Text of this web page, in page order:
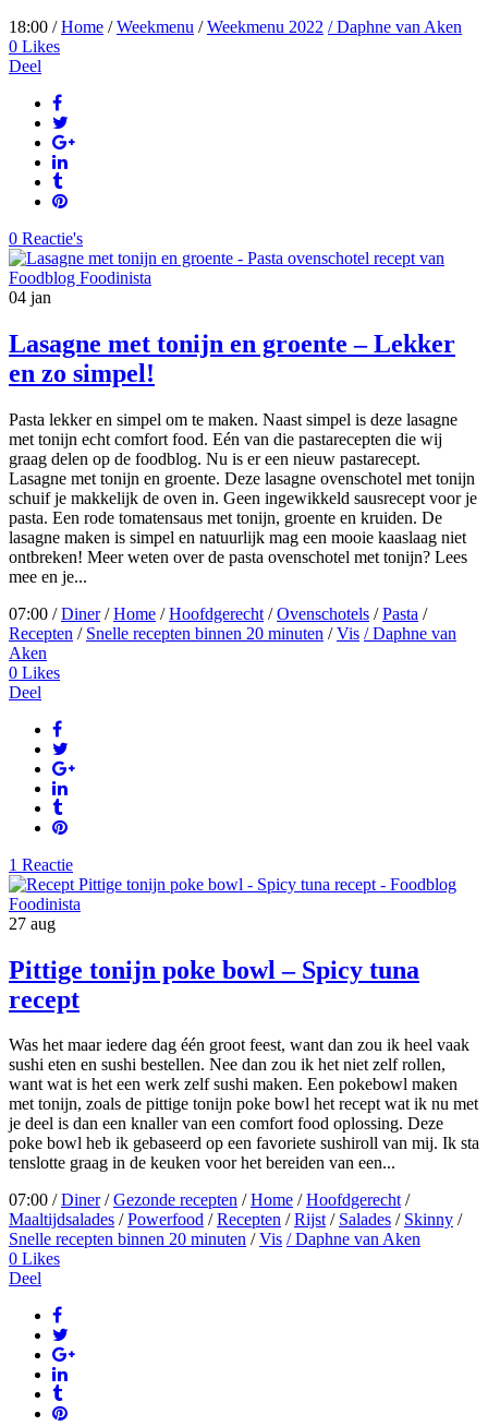
18:00 /Home /Weekmenu /Weekmenu 2022 / Daphne van Aken
0 Likes
Deel
0 Reactie's
04 jan
Lasagne met tonijn en groente – Lekker
en zo simpel!
Pasta lekker en simpel om te maken. Naast simpel is deze lasagne
met tonijn echt comfort food. Eén van die pastarecepten die wij
graag delen op de foodblog. Nu is er een nieuw pastarecept.
Lasagne met tonijn en groente. Deze lasagne ovenschotel met tonijn
schuif je makkelijk de oven in. Geen ingewikkeld sausrecept voor je
pasta. Een rode tomatensaus met tonijn, groente en kruiden. De
lasagne maken is simpel en natuurlijk mag een mooie kaaslaag niet
ontbreken! Meer weten over de pasta ovenschotel met tonijn? Lees
mee en je...
07:00 /Diner/Home /Hoofdgerecht /Ovenschotels /Pasta /
Recepten / Snelle recepten binnen 20 minuten /Vis / Daphne van
Aken
0 Likes
Deel
1 Reactie
27 aug
Pittige tonijn poke bowl – Spicy tuna
recept
Was het maar iedere dag één groot feest, want dan zou ik heel vaak
sushi eten en sushi bestellen. Nee dan zou ik het niet zelf rollen,
want wat is het een werk zelf sushi maken. Een pokebowl maken
met tonijn, zoals de pittige tonijn poke bowl het recept wat ik nu met
je deel is dan een knaller van een comfort food oplossing. Deze
poke bowl heb ik gebaseerd op een favoriete sushiroll van mij. Ik sta
tenslotte graag in de keuken voor het bereiden van een...
07:00 /Diner/Gezonde recepten /Home /Hoofdgerecht/
Maaltijdsalades /Powerfood /Recepten /Rijst/ Salades / Skinny /
Snelle recepten binnen 20 minuten /Vis / Daphne van Aken
0 Likes
Deel